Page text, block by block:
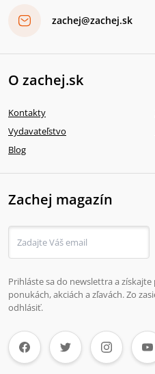
zachej@zachej.sk
O zachej.sk
Kontakty
Vydavateľstvo
Blog
Zachej magazín
Prihláste sa do newslettra a
ponukách, akciách a zľavách. Zo
odhlásiť.